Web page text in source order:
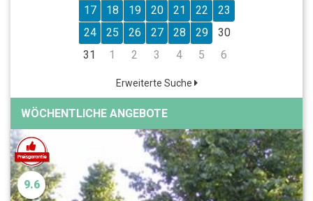
17
18 19 20 21 22
23
24
25 26 27 28 29
30
31
1 2 3 4 5 6
Erweiterte Suche
WÖCHENTLICHE ANGEBOTE
9.6